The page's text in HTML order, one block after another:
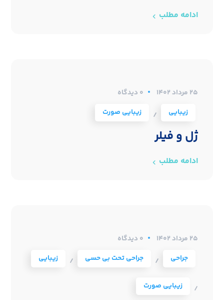
ادامه مطلب
۲۵ مرداد ۱۴۰۲
0 دیدگاه
زیبایی
/ زیبایی صورت
ژل و فیلر
ادامه مطلب
۲۵ مرداد ۱۴۰۲
0 دیدگاه
جراحی
/ جراحی تحت بی حسی / زیبایی
/ زیبایی صورت